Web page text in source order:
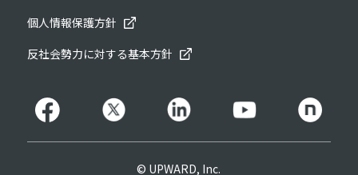
個人情報保護方針
反社会勢力に対する基本方針
© UPWARD, Inc.